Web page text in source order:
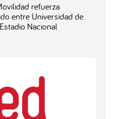
refuerza
entre Universidad de
Nacional